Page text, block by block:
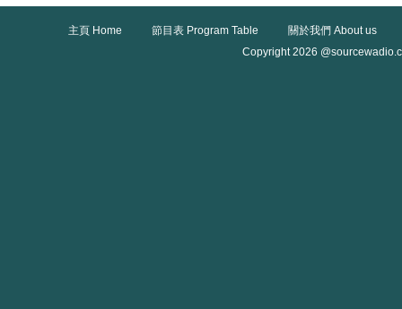
主頁 Home 節目表 Program Table
關於我們 About us
Copyright 2026